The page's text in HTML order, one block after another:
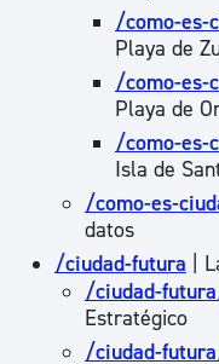
/como-es-
Playa de
/como-es-
Playa de
/como-es-
Isla de
/como-es-
datos
/ciudad-futura |
/ciudad-
Estratégico
/ciudad-